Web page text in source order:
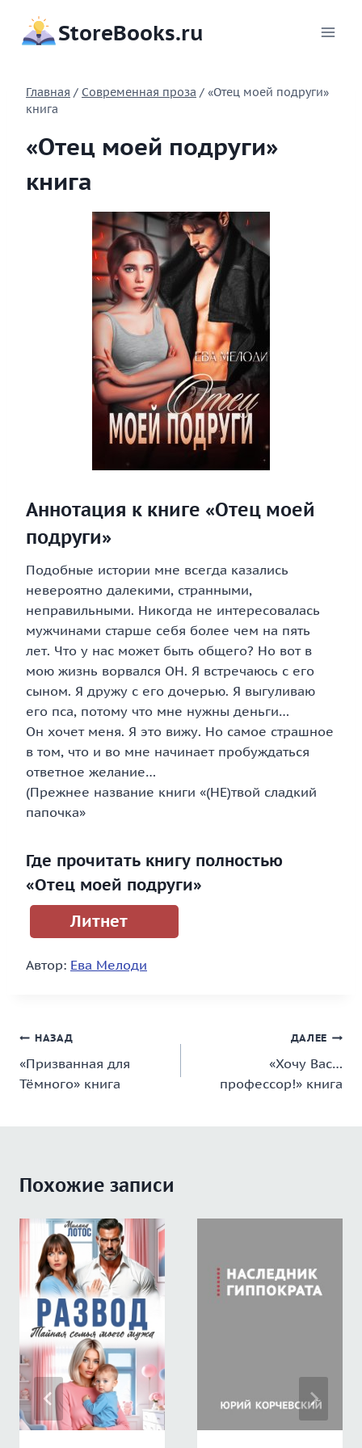
содержимому
StoreBooks.ru
Главная / Современная проза / «Отец моей подруги»
книга
«Отец моей подруги»
книга
Аннотация к книге «Отец моей
подруги»
Подобные истории мне всегда казались
невероятно далекими, странными,
неправильными. Никогда не интересовалась
мужчинами старше себя более чем на пять
лет. Что у нас может быть общего? Но вот в
мою жизнь ворвался ОН. Я встречаюсь с его
сыном. Я дружу с его дочерью. Я выгуливаю
его пса, потому что мне нужны деньги…
Он хочет меня. Я это вижу. Но самое страшное
в том, что и во мне начинает пробуждаться
ответное желание…
(Прежнее название книги «(НЕ)твой сладкий
папочка»
Где прочитать книгу полностью
«Отец моей подруги»
Литнет
Автор: Ева Мелоди
Навигация
по
записям
НАЗАД
«Призванная для
Тёмного» книга
ДАЛЕЕ
«Хочу Вас…
профессор!» книга
Похожие записи